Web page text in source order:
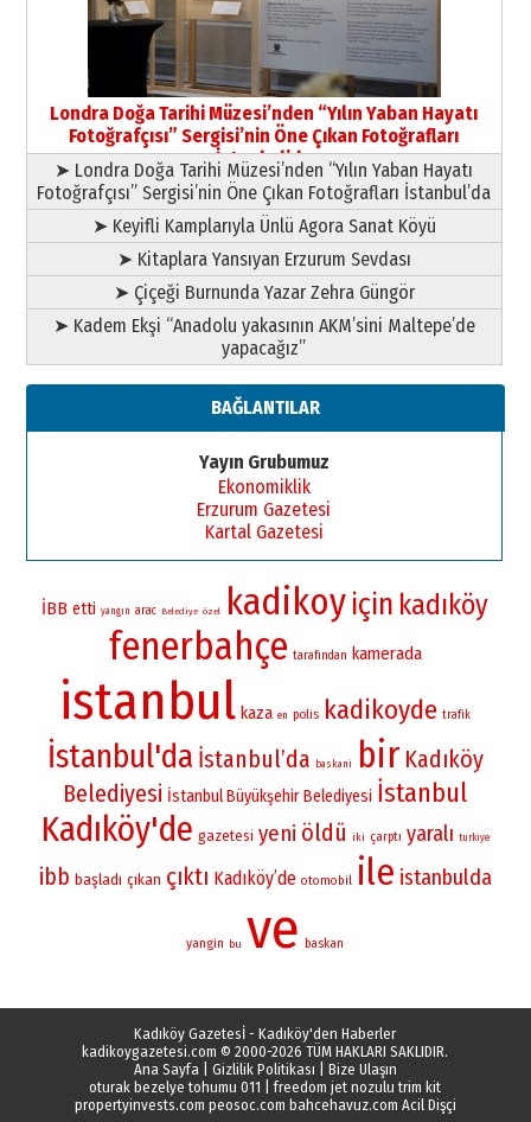
Londra Doğa Tarihi Müzesi’nden “Yılın Yaban Hayatı
Fotoğrafçısı” Sergisi’nin Öne Çıkan Fotoğrafları
İstanbul’da
➤ Londra Doğa Tarihi Müzesi’nden “Yılın Yaban Hayatı
Fotoğrafçısı” Sergisi’nin Öne Çıkan Fotoğrafları İstanbul’da
➤ Keyifli Kamplarıyla Ünlü Agora Sanat Köyü
➤ Kitaplara Yansıyan Erzurum Sevdası
➤ Çiçeği Burnunda Yazar Zehra Güngör
➤ Kadem Ekşi “Anadolu yakasının AKM’sini Maltepe’de
yapacağız”
BAĞLANTILAR
Yayın Grubumuz
Ekonomiklik
Erzurum Gazetesi
Kartal Gazetesi
İBB etti yangın arac Belediye özel kadikoy için kadıköy
fenerbahçe tarafından kamerada
istanbul kaza en polis kadikoyde trafik
İstanbul'da İstanbul’da baskani bir Kadıköy
Belediyesi İstanbul Büyükşehir Belediyesi İstanbul
Kadıköy'de gazetesi yeni öldü iki çarptı yaralı turkiye
ibb başladı çıkan çıktı Kadıköy’de otomobil ile istanbulda
yangin bu ve baskan
Kadıköy Gazetesİ - Kadıköy'den Haberler
kadikoygazetesi.com © 2000-2026 TÜM HAKLARI SAKLIDIR.
Ana Sayfa
Gizlilik Politikası
Bize Ulaşın
oturak bezelye tohumu 011 |freedom jet nozulu trim kit
propertyinvests.com peosoc.com bahcehavuz.com Acil Dişçi